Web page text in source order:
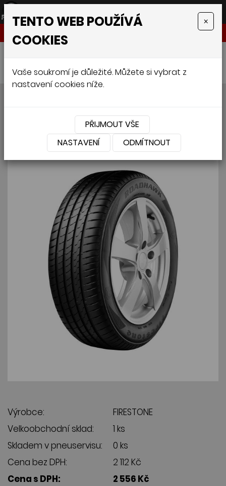
FIRESTONE ROADHAWK 225/50 R17 98Y
225/50 R17 98Y
Výrobce:
FIRESTONE
Velkoobchodní sklad:
1 ks
Skladem v pneuservisu:
0 ks
Cena bez DPH:
2 112 Kč
Cena s DPH:
2 556 Kč
TENTO WEB POUŽÍVÁ
COOKIES
×
Vaše soukromí je důležité. Můžete si vybrat z
nastavení cookies níže.
PŘIJMOUT VŠE
NASTAVENÍ
ODMÍTNOUT